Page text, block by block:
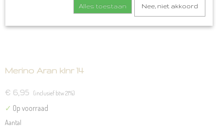
Merino Aran klnr 14
€ 6,95 (inclusief btw 21%)
✓ Op voorraad
Aantal
Alles toestaan Nee, niet akkoord